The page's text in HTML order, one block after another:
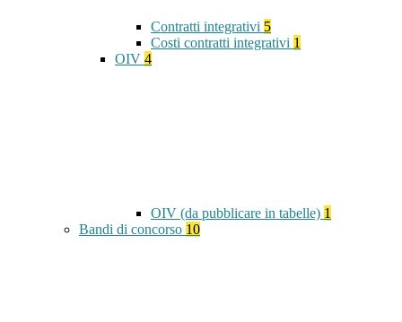
Contratti integrativi 5
Costi contratti integrativi 1
OIV 4
OIV (da pubblicare in tabelle) 1
Bandi di concorso 10